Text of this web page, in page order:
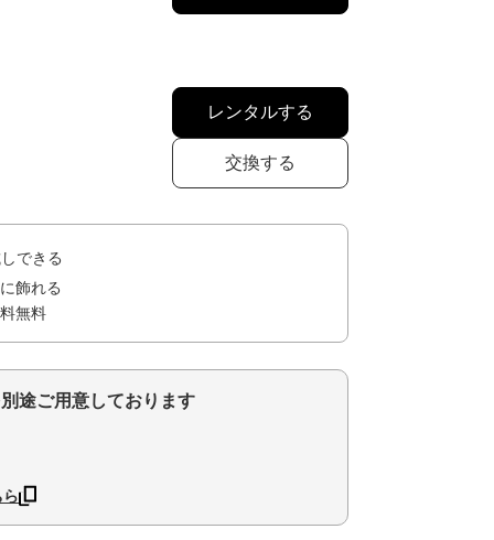
レンタルする
交換する
できる
飾れる
無料
途ご用意しております